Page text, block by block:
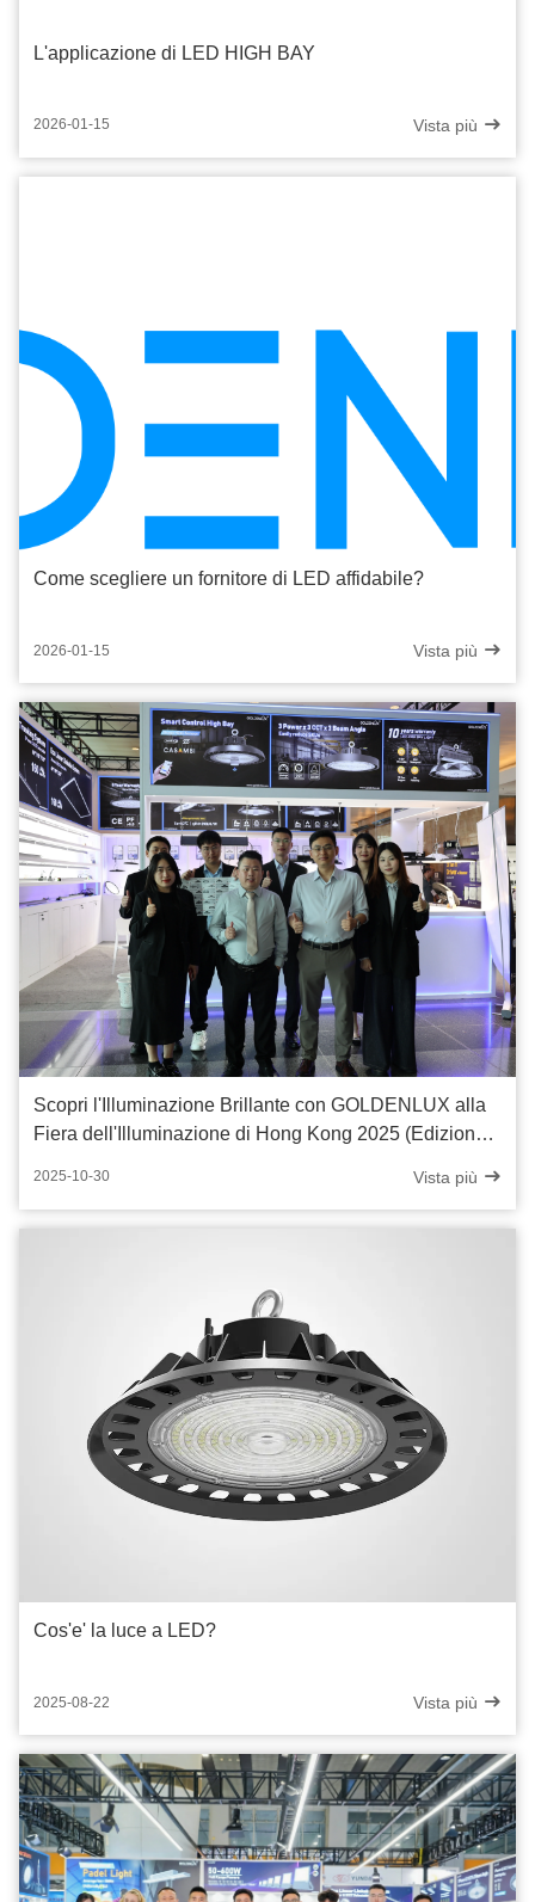
L'applicazione di LED HIGH BAY
2026-01-15 Vista più
Come scegliere un fornitore di LED affidabile?
2026-01-15 Vista più
Scopri l'Illuminazione Brillante con GOLDENLUX alla
Fiera dell'Illuminazione di Hong Kong 2025 (Edizione
2025-10-30 Vista più
Cos'e' la luce a LED?
2025-08-22 Vista più